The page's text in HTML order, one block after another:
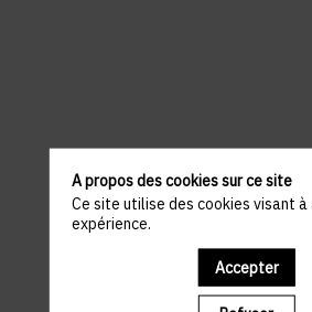
Il manque du contenu :
A propos des cookies sur ce site
Ce site utilise des cookies visant
expérience.
Accepter